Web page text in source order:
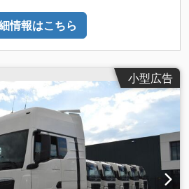
情報はこちら
小型広告